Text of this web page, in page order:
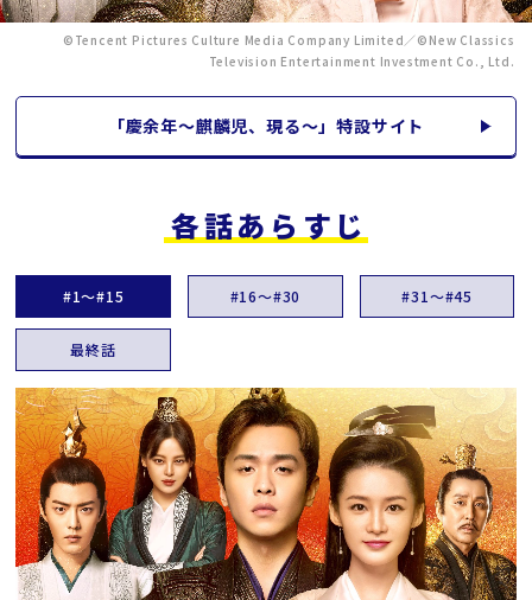
©Tencent Pictures Culture Media Company Limited／©New Classics
Television Entertainment Investment Co., Ltd.
「慶余年～麒麟児、現る～」特設サイト
各話あらすじ
#1～#15 #16～#30 #31～#45
最終話